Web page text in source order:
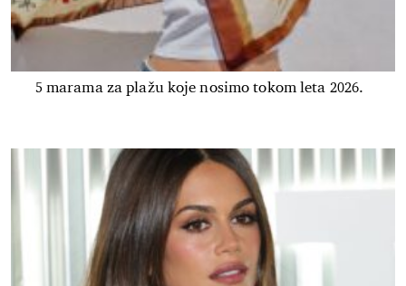
5 marama za plažu koje nosimo tokom leta 2026.